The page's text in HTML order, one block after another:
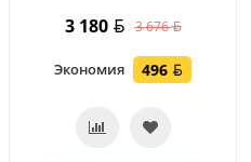
3 180 3 676
Экономия 496